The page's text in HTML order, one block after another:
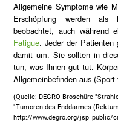
Allgemeine Symptome wie
Erschöpfung werden als
beobachtet, auch während
Fatigue. Jeder der Patienten
damit um. Sie sollten in
tun, was Ihnen gut tut.
Allgemeinbefinden aus
(Quelle: DEGRO-Broschüre
"Tumoren des Enddarmes
http://www.degro.org/jsp_public/